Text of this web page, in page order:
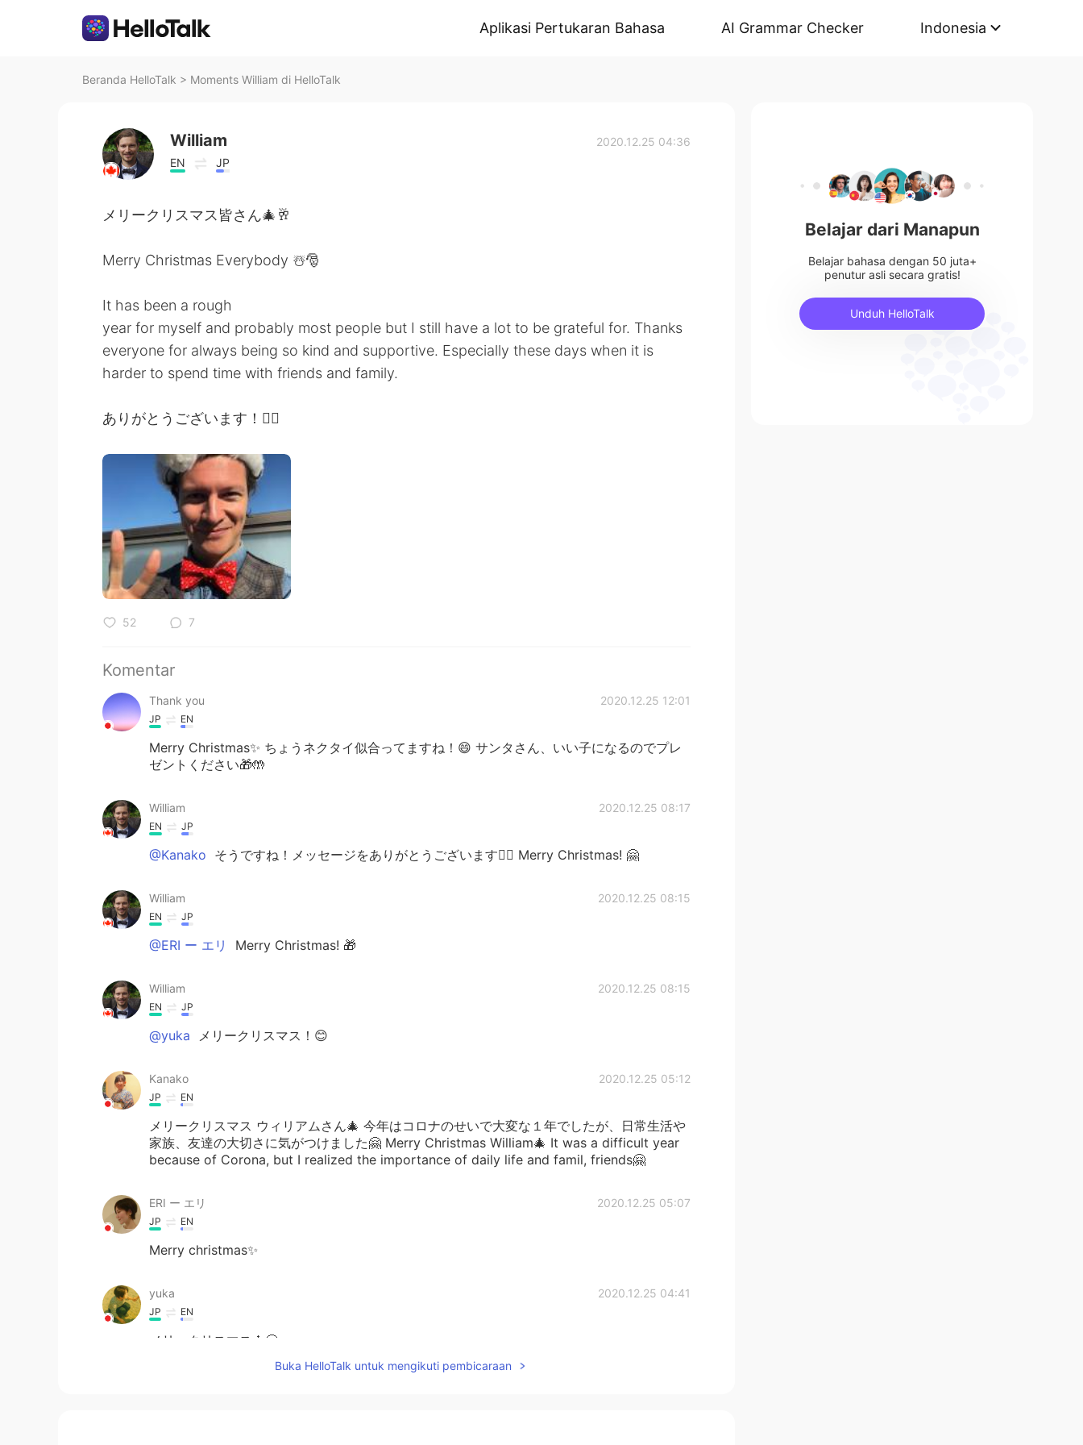
Aplikasi Pertukaran Bahasa AI Grammar Checker Indonesia
Beranda HelloTalk > Moments William di HelloTalk
William
EN JP
2020.12.25 04:36
メリークリスマス皆さん🎄🥂
Merry Christmas Everybody ☃️🎅
It has been a rough
year for myself and probably most people but I still have a lot to be grateful for. Thanks
everyone for always being so kind and supportive. Especially these days when it is
harder to spend time with friends and family.
ありがとうございます！🙇‍♂️
52 7
Komentar
Thank you 2020.12.25 12:01
JP EN
Merry Christmas✨ ちょうネクタイ似合ってますね！😄 サンタさん、いい子になるのでプレ
ゼントください🎁🤲
William 2020.12.25 08:17
EN JP
@Kanako そうですね！メッセージをありがとうございます🙇‍♂️ Merry Christmas! 🤗
William 2020.12.25 08:15
EN JP
@ERI ー エリ Merry Christmas! 🎁
William 2020.12.25 08:15
EN JP
@yuka メリークリスマス！😊
Kanako 2020.12.25 05:12
JP EN
メリークリスマス ウィリアムさん🎄 今年はコロナのせいで大変な１年でしたが、日常生活や
家族、友達の大切さに気がつけました🤗 Merry Christmas William🎄 It was a difficult year
because of Corona, but I realized the importance of daily life and famil, friends🤗
ERI ー エリ 2020.12.25 05:07
JP EN
Merry christmas✨
yuka 2020.12.25 04:41
JP EN
メリークリスマス🎄😊
Buka HelloTalk untuk mengikuti pembicaraan
Belajar dari Manapun
Belajar bahasa dengan 50 juta+
penutur asli secara gratis!
Unduh HelloTalk